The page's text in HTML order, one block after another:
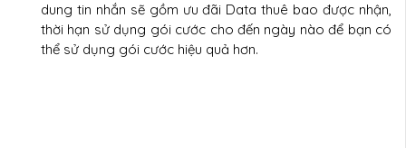
dung tin nhắn sẽ gồm ưu đãi Data thuê bao được nhận,
thời hạn sử dụng gói cước cho đến ngày nào để bạn có
thể sử dụng gói cước hiệu quả hơn.